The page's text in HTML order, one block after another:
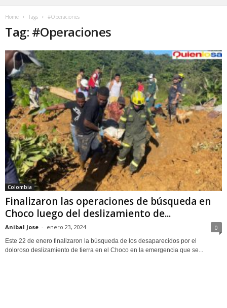
Home Tags #Operaciones
Tag: #Operaciones
Colombia
Finalizaron las operaciones de búsqueda en
Choco luego del deslizamiento de...
Anibal Jose - enero 23, 2024 0
Este 22 de enero finalizaron la búsqueda de los desaparecidos por el
doloroso deslizamiento de tierra en el Choco en la emergencia que se...